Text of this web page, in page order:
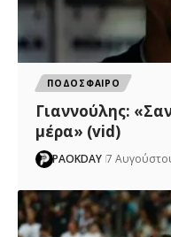
ΠΟΔΟΣΦΑΙΡΟ
Γιαννούλης:
μέρα» (vid)
PAOKDAY 7